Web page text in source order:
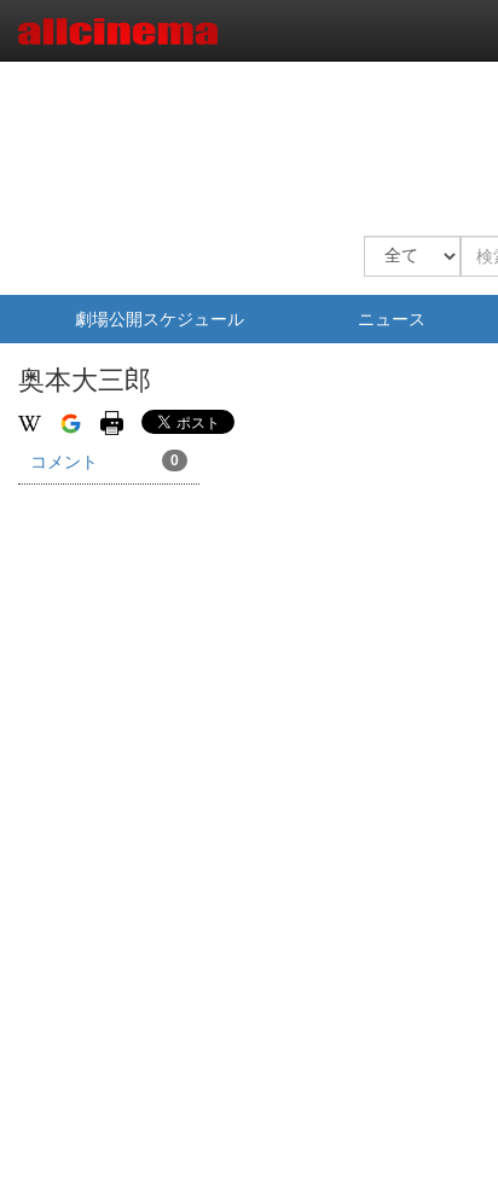
劇場公開スケジュール ニュース
奥本大三郎
コメント 0